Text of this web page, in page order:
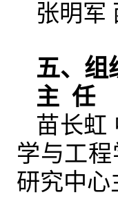
张明军
五、组
主 任
苗长虹
学与工
研究中心